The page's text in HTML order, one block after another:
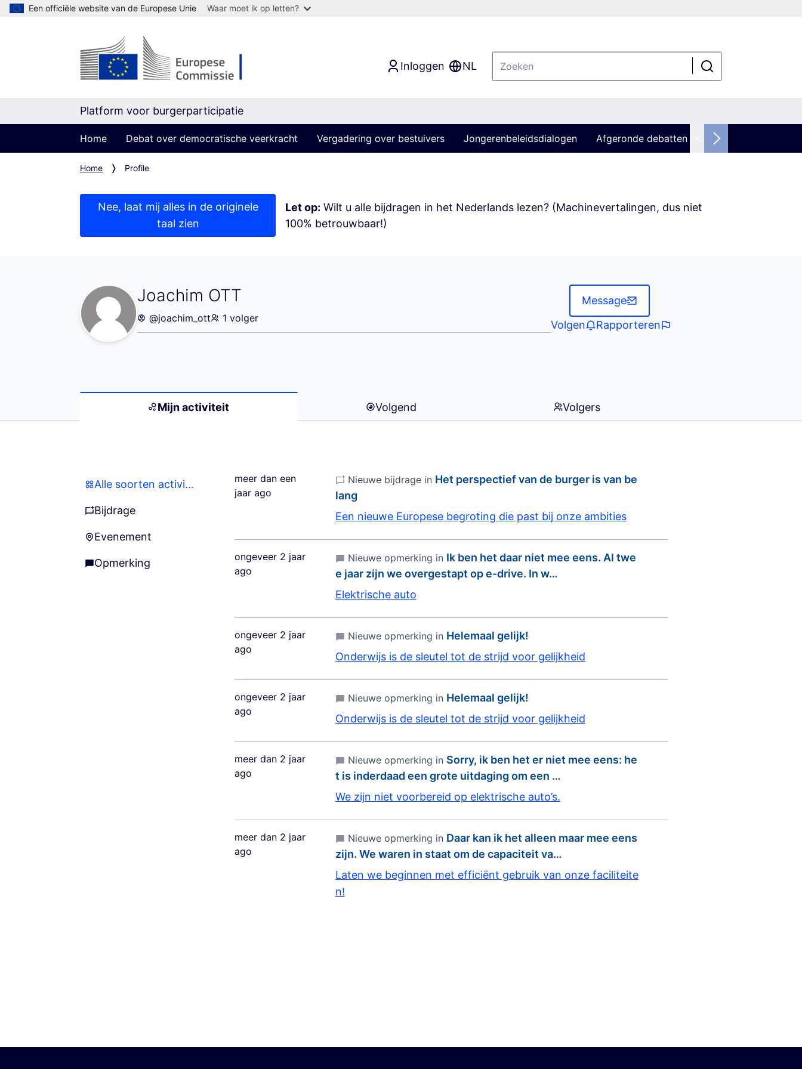
Een officiële website van de Europese Unie Waar moet ik op letten?
Inloggen NL
Platform voor burgerparticipatie
Home Debat over democratische veerkracht Vergadering over bestuivers Jongerenbeleidsdialogen Afgeronde debatten
Home Profile
Nee, laat mij alles in de originele
taal zien
Let op: Wilt u alle bijdragen in het Nederlands lezen? (Machinevertalingen, dus niet
100% betrouwbaar!)
Joachim OTT
Mijn activiteit (Joachim OTT)
@joachim_ott 1 volger
Message
Volgen
Rapporteren
Mijn activiteit Volgend Volgers
Alle soorten activiteiten
Alle soorten activiteiten
Bijdrage
Bijdrage
Evenement
Evenement
Opmerking
Opmerking
meer dan een
jaar ago
Nieuwe bijdrage in Het perspectief van de burger is van be
lang
Een nieuwe Europese begroting die past bij onze ambities
ongeveer 2 jaar
ago
Nieuwe opmerking in Ik ben het daar niet mee eens. Al twe
e jaar zijn we overgestapt op e-drive. In w…
Elektrische auto
ongeveer 2 jaar
ago
Nieuwe opmerking in Helemaal gelijk!
Onderwijs is de sleutel tot de strijd voor gelijkheid
ongeveer 2 jaar
ago
Nieuwe opmerking in Helemaal gelijk!
Onderwijs is de sleutel tot de strijd voor gelijkheid
meer dan 2 jaar
ago
Nieuwe opmerking in Sorry, ik ben het er niet mee eens: he
t is inderdaad een grote uitdaging om een …
We zijn niet voorbereid op elektrische auto’s.
meer dan 2 jaar
ago
Nieuwe opmerking in Daar kan ik het alleen maar mee eens
zijn. We waren in staat om de capaciteit va…
Laten we beginnen met efficiënt gebruik van onze faciliteite
n!